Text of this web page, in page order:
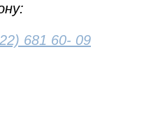
681 60- 09